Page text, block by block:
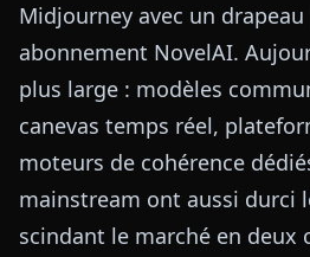
Midjourney avec un drapeau
abonnement NovelAI.
plus large : modèles
canevas temps réel,
moteurs de cohérence
mainstream ont aussi durci
scindant le marché en